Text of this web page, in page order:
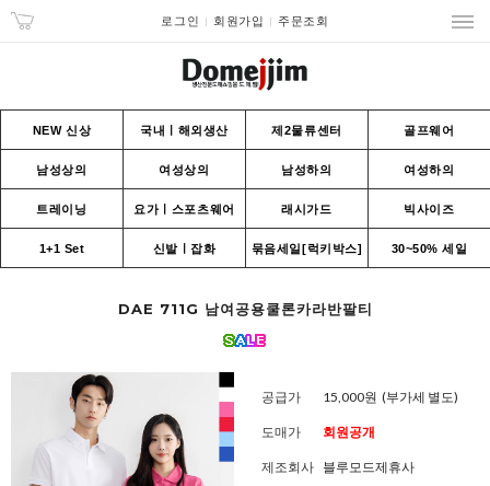
로그인 회원가입 주문조회
NEW 신상 국내ㅣ해외생산 제2물류센터 골프웨어
남성상의 여성상의 남성하의 여성하의
트레이닝 요가ㅣ스포츠웨어 래시가드 빅사이즈
1+1 Set 신발ㅣ잡화 묶음세일[럭키박스] 30~50% 세일
DAE 711G 남여공용쿨론카라반팔티
공급가 15,000원 (부가세 별도)
도매가 회원공개
제조회사 블루모드제휴사